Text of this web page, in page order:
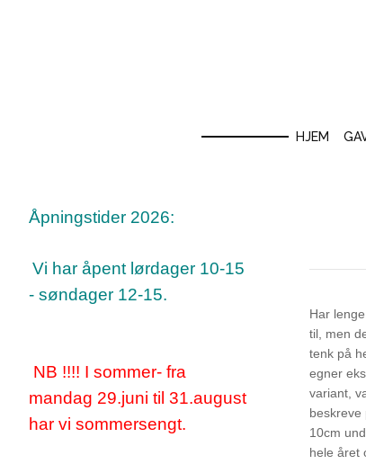
HJEM
Har
til, men
tenk på
egner
variant,
beskreve
10cm
hele året
Åpningstider 2026:
Vi har åpent lørdager 10-15
- søndager 12-15.
NB !!!! I sommer- fra
mandag 29.juni til 31.august
har vi sommersengt.